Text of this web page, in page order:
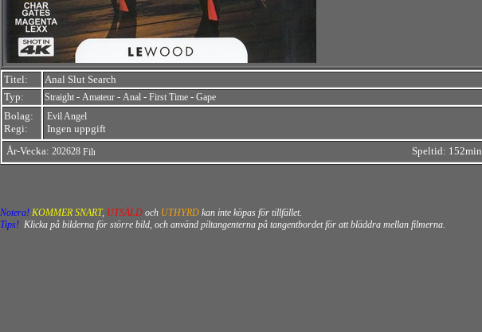
Titel:
Anal Slut Search
Typ:
Straight - Amateur - Anal - First Time - Gape
Bolag:
Regi:
Evil Angel
Ingen uppgift
År-Vecka: 202628 Speltid: 152min
Notera! KOMMER SNART, UTSÅLD och UTHYRD kan inte köpas för tillfället.
Tips! Klicka på bilderna för större bild, och använd piltangenterna på tangentbordet för att bläddra mellan filmerna.